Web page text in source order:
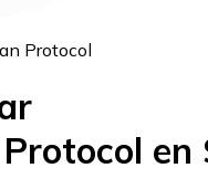
Protocol
en